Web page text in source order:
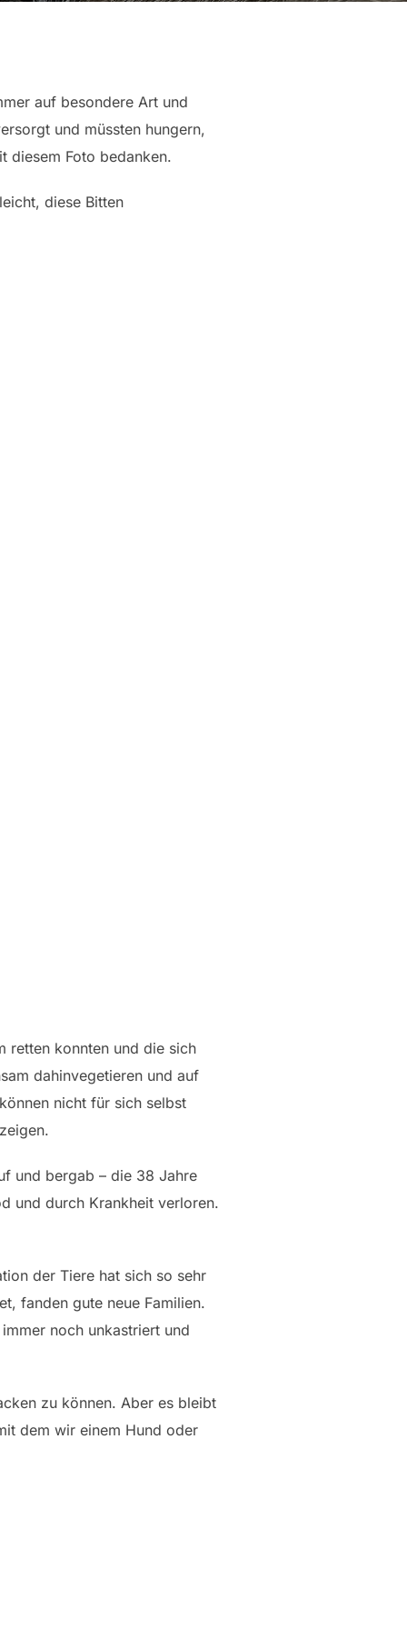
auf besondere Art und
und müssten hungern,
diesem Foto bedanken.
diese Bitten
retten konnten und die sich
dahinvegetieren und auf
nicht für sich selbst
und bergab – die 38 Jahre
und durch Krankheit verloren.
der Tiere hat sich so sehr
fanden gute neue Familien.
noch unkastriert und
zu können. Aber es bleibt
dem wir einem Hund oder